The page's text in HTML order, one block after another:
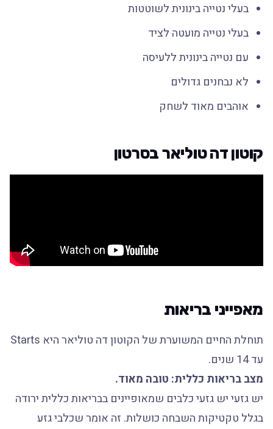
בעלי נטייה בינונית לשוטטות
בעלי נטייה מועטה לציד
עם נטייה בינונית ללעיסה
לא נבחנים גדולים
אוהבים מאוד לשחק
קוטון דה טוליאר בסרטון
מאפייני בריאות
תוחלת החיים המשוערת של הקוטון דה טוליאר היא Starts
עד 14 שנים.
מצב בריאות כללית: טובה מאוד.
יש גזעי יש גזעי כלבים שמאופיינים בבריאות כללית ירודה
בגלל טקטיקות השבחה כושלות. זה אומר שכלבי גזע